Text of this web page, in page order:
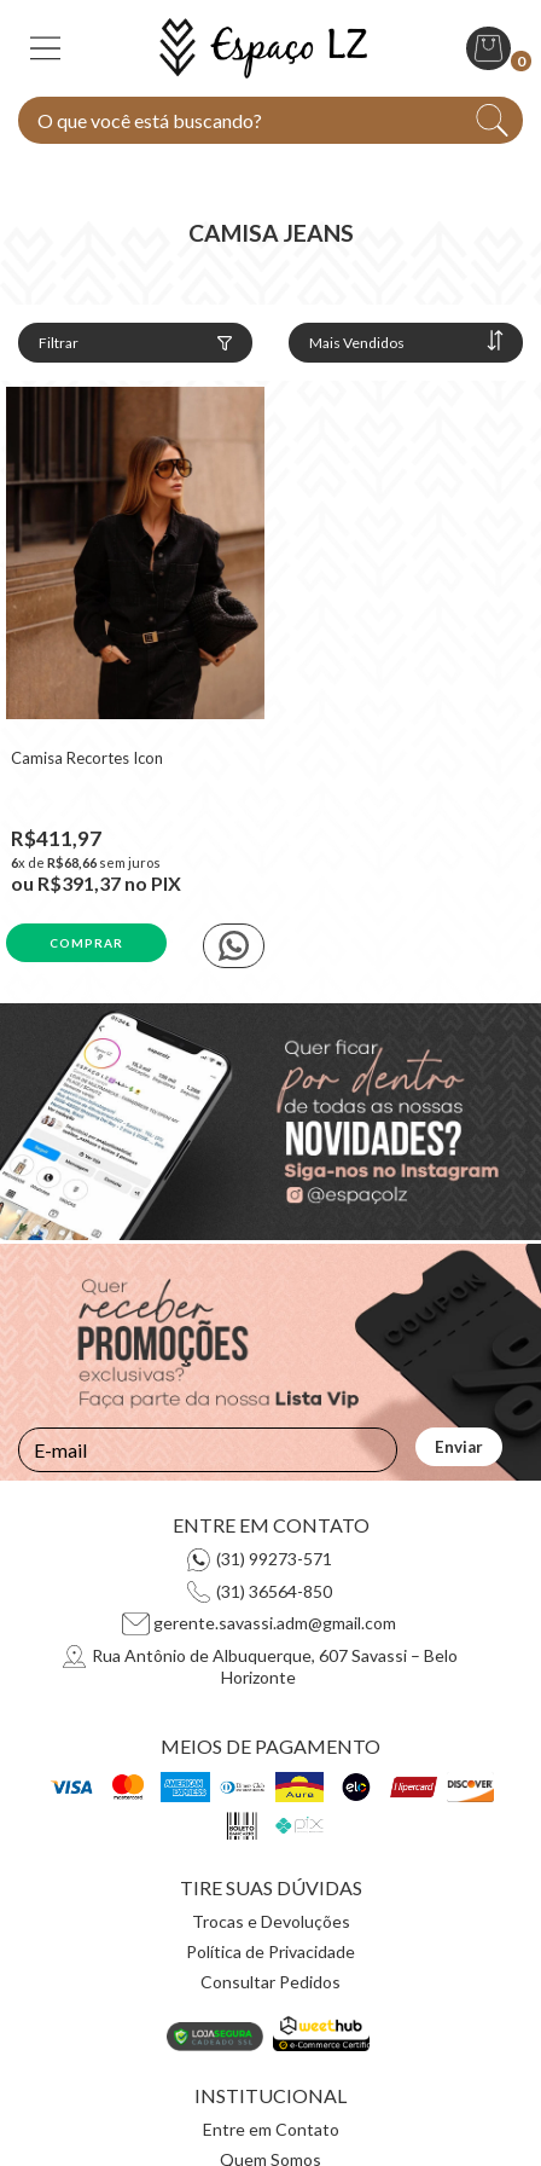
0
CAMISA JEANS
Filtrar
Camisa Recortes Icon
R$411,97
6x de R$68,66 sem juros
ou R$391,37 no PIX
COMPRAR
ENTRE EM CONTATO
(31) 99273-571
(31) 36564-850
gerente.savassi.adm@gmail.com
Rua Antônio de Albuquerque, 607 Savassi – Belo
Horizonte
MEIOS DE PAGAMENTO
TIRE SUAS DÚVIDAS
Trocas e Devoluções
Política de Privacidade
Consultar Pedidos
INSTITUCIONAL
Entre em Contato
Quem Somos